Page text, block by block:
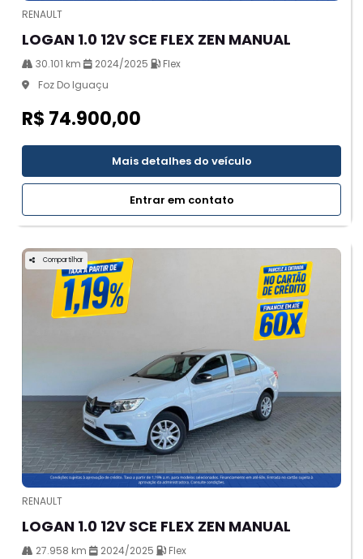
RENAULT
LOGAN 1.0 12V SCE FLEX ZEN MANUAL
30.101 km 2024/2025
Flex
Foz Do Iguaçu
R$ 74.900,00
Mais detalhes do veículo
Entrar em contato
Compartilhar
RENAULT
LOGAN 1.0 12V SCE FLEX ZEN MANUAL
27.958 km 2024/2025
Flex